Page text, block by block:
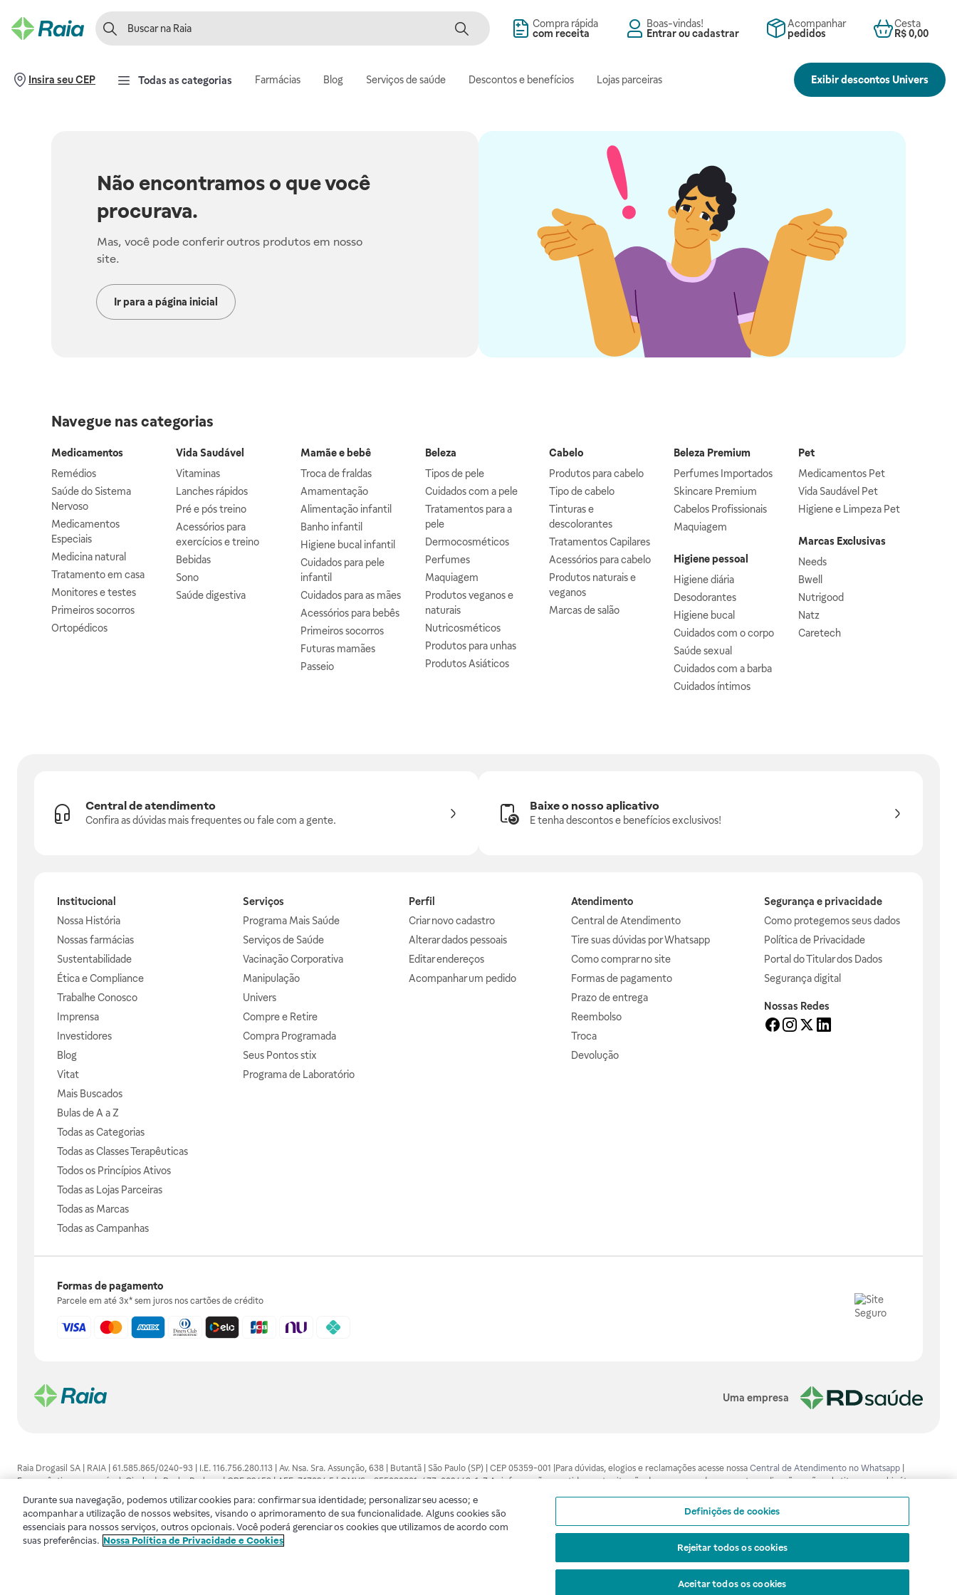
Compra rápida
com receita
Boas-vindas!
Entrar ou cadastrar
Acompanhar
pedidos
Cesta
R$ 0,00
Insira seu CEP Todas as categorias Farmácias Blog Serviços de saúde Descontos e benefícios Lojas parceiras Exibir descontos Univers
Não encontramos o que você
procurava.
Mas, você pode conferir outros produtos em nosso
site.
Ir para a página inicial
Navegue nas categorias
Medicamentos
Remédios
Saúde do Sistema
Nervoso
Medicamentos
Especiais
Medicina natural
Tratamento em casa
Monitores e testes
Primeiros socorros
Ortopédicos
Vida Saudável
Vitaminas
Lanches rápidos
Pré e pós treino
Acessórios para
exercícios e treino
Bebidas
Sono
Saúde digestiva
Mamãe e bebê
Troca de fraldas
Amamentação
Alimentação infantil
Banho infantil
Higiene bucal infantil
Cuidados para pele
infantil
Cuidados para as mães
Acessórios para bebês
Primeiros socorros
Futuras mamães
Passeio
Beleza
Tipos de pele
Cuidados com a pele
Tratamentos para a
pele
Dermocosméticos
Perfumes
Maquiagem
Produtos veganos e
naturais
Nutricosméticos
Produtos para unhas
Produtos Asiáticos
Cabelo
Produtos para cabelo
Tipo de cabelo
Tinturas e
descolorantes
Tratamentos Capilares
Acessórios para cabelo
Produtos naturais e
veganos
Marcas de salão
Beleza Premium
Perfumes Importados
Skincare Premium
Cabelos Profissionais
Maquiagem
Higiene pessoal
Higiene diária
Desodorantes
Higiene bucal
Cuidados com o corpo
Saúde sexual
Cuidados com a barba
Cuidados íntimos
Pet
Medicamentos Pet
Vida Saudável Pet
Higiene e Limpeza Pet
Marcas Exclusivas
Needs
Bwell
Nutrigood
Natz
Caretech
Central de atendimento
Confira as dúvidas mais frequentes ou fale com a gente.
Baixe o nosso aplicativo
E tenha descontos e benefícios exclusivos!
Institucional
Nossa História
Nossas farmácias
Sustentabilidade
Ética e Compliance
Trabalhe Conosco
Imprensa
Investidores
Blog
Vitat
Mais Buscados
Bulas de A a Z
Todas as Categorias
Todas as Classes Terapêuticas
Todos os Princípios Ativos
Todas as Lojas Parceiras
Todas as Marcas
Todas as Campanhas
Serviços
Programa Mais Saúde
Serviços de Saúde
Vacinação Corporativa
Manipulação
Univers
Compre e Retire
Compra Programada
Seus Pontos stix
Programa de Laboratório
Perfil
Criar novo cadastro
Alterar dados pessoais
Editar endereços
Acompanhar um pedido
Atendimento
Central de Atendimento
Tire suas dúvidas por Whatsapp
Como comprar no site
Formas de pagamento
Prazo de entrega
Reembolso
Troca
Devolução
Segurança e privacidade
Como protegemos seus dados
Política de Privacidade
Portal do Titular dos Dados
Segurança digital
Nossas Redes
Formas de pagamento
Parcele em até 3x* sem juros nos cartões de crédito
Uma empresa
Raia Drogasil SA | RAIA | 61.585.865/0240-93 | I.E. 116.756.280.113 | Av. Nsa. Sra. Assunção, 638 | Butantã | São Paulo (SP) | CEP 05359-001 |Para dúvidas, elogios e reclamações acesse nossa Central de Atendimento no Whatsapp
Farmacêutico responsável: Gisele da Penha Barbosa | CRF 89453 | AFE: 7.17094.5 | CMVS - 355030801-477-002443-1-7 As informações contidas neste site não devem ser usadas para automedicação e não substituem, em hipótese
alguma, as orientações dadas pelo profissional da área médica. Somente o médico está apto a diagnosticar qualquer problema de saúde e prescrever o tratamento adequado. Ao persistirem os sintomas, um médico deverá ser
consultado. Os preços e promoções divulgados no site são válidos apenas para compras feitas pela internet. Maiores esclarecimentos, consultar o site: www.anvisa.gov.br . A Raia Drogasil SA trabalha com as tecnologias mais avançadas
de proteção de dados, para que você possa realizar suas compras com tranqüilidade. A privacidade e a segurança dos clientes são compromissos da Raia Drogasil SA. Todos os pedidos efetuados estão sujeitos à confirmação da
disponibilidade de produto em nosso estoque.
Durante sua navegação, podemos utilizar cookies para: confirmar sua identidade; personalizar seu acesso; e
acompanhar a utilização de nossos websites, visando o aprimoramento de sua funcionalidade. Alguns cookies são
essenciais para nossos serviços, outros opcionais. Você poderá gerenciar os cookies que utilizamos de acordo com
suas preferências. Nossa Política de Privacidade e Cookies
Definições de cookies
Rejeitar todos os cookies
Aceitar todos os cookies